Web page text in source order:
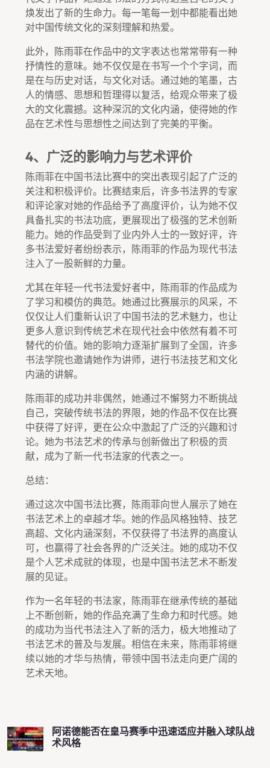
焕发出了新的生命力。每一笔每一划中都能看出她
对中国传统文化的深刻理解和热爱。
此外，陈雨菲在作品中的文字表达也常常带有一种
抒情性的意味。她不仅仅是在书写一个个字词，而
是在与历史对话，与文化对话。通过她的笔墨，古
人的情感、思想和哲理得以复活，给观众带来了极
大的文化震撼。这种深沉的文化内涵，使得她的作
品在艺术性与思想性之间达到了完美的平衡。
4、广泛的影响力与艺术评价
陈雨菲在中国书法比赛中的突出表现引起了广泛的
关注和积极评价。比赛结束后，许多书法界的专家
和评论家对她的作品给予了高度评价，认为她不仅
具备扎实的书法功底，更展现出了极强的艺术创新
能力。她的作品受到了业内外人士的一致好评，许
多书法爱好者纷纷表示，陈雨菲的作品为现代书法
注入了一股新鲜的力量。
尤其在年轻一代书法爱好者中，陈雨菲的作品成为
了学习和模仿的典范。她通过比赛展示的风采，不
仅仅让人们重新认识了中国书法的艺术魅力，也让
更多人意识到传统艺术在现代社会中依然有着不可
替代的价值。她的影响力逐渐扩展到了全国，许多
书法学院也邀请她作为讲师，进行书法技艺和文化
内涵的讲解。
陈雨菲的成功并非偶然，她通过不懈努力不断挑战
自己，突破传统书法的界限，她的作品不仅在比赛
中获得了好评，更在公众中激起了广泛的兴趣和讨
论。她为书法艺术的传承与创新做出了积极的贡
献，成为了新一代书法家的代表之一。
总结：
通过这次中国书法比赛，陈雨菲向世人展示了她在
书法艺术上的卓越才华。她的作品风格独特、技艺
高超、文化内涵深刻，不仅获得了书法界的高度认
可，也赢得了社会各界的广泛关注。她的成功不仅
是个人艺术成就的体现，也是中国书法艺术不断发
展的见证。
作为一名年轻的书法家，陈雨菲在继承传统的基础
上不断创新，她的作品充满了生命力和时代感。她
的成功为当代书法注入了新的活力，极大地推动了
书法艺术的普及与发展。相信在未来，陈雨菲将继
续以她的才华与热情，带领中国书法走向更广阔的
艺术天地。
阿诺德能否在皇马赛季中迅速适应并融入球队战
术风格